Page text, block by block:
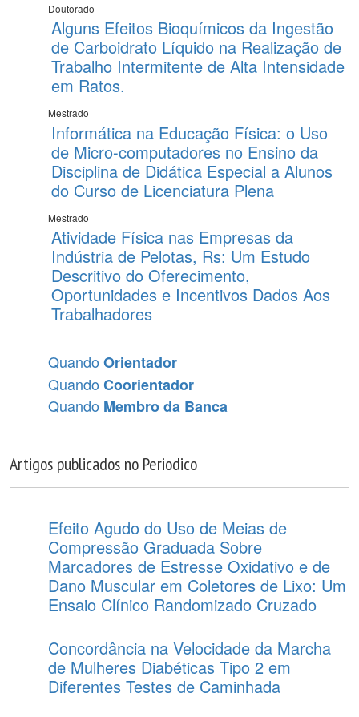
Doutorado
Alguns Efeitos Bioquímicos da Ingestão
de Carboidrato Líquido na Realização de
Trabalho Intermitente de Alta Intensidade
em Ratos.
Mestrado
Informática na Educação Física: o Uso
de Micro-computadores no Ensino da
Disciplina de Didática Especial a Alunos
do Curso de Licenciatura Plena
Mestrado
Atividade Física nas Empresas da
Indústria de Pelotas, Rs: Um Estudo
Descritivo do Oferecimento,
Oportunidades e Incentivos Dados Aos
Trabalhadores
Quando Orientador
Quando Coorientador
Quando Membro da Banca
Artigos publicados no Periodico
Efeito Agudo do Uso de Meias de
Compressão Graduada Sobre
Marcadores de Estresse Oxidativo e de
Dano Muscular em Coletores de Lixo: Um
Ensaio Clínico Randomizado Cruzado
Concordância na Velocidade da Marcha
de Mulheres Diabéticas Tipo 2 em
Diferentes Testes de Caminhada